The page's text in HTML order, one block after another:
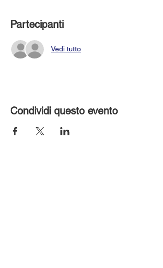
Partecipanti
Vedi tutto
Condividi questo evento